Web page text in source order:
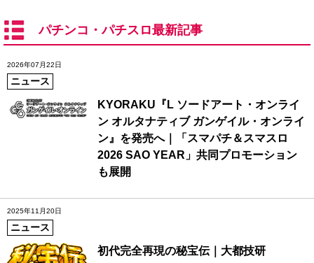
パチンコ・パチスロ最新記事
2026年07月22日
ニュース
KYORAKU『L ソードアート・オンライ
ン オルタナティブ ガンゲイル・オンライ
ン』を発売へ｜「スマパチ＆スマスロ
2026 SAO YEAR」共同プロモーション
も展開
2025年11月20日
ニュース
初代完全再現の秘宝伝｜大都技研